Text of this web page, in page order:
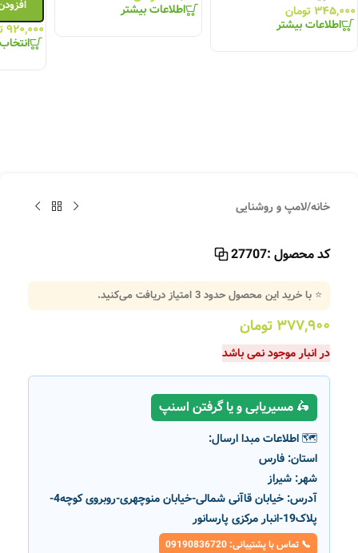
۳۴۵,۰۰۰ تومان
اطلاعات بیشتر
اطلاعات بیشتر
۹۲۰,۰۰۰
خانه/لامپ و روشنایی
کد محصول :27707
⭐ با خرید این محصول حدود3امتیاز دریافت می‌کنید.
۳۷۷,۹۰۰ تومان
در انبار موجود نمی باشد
🛵 مسیریابی و یا گرفتن اسنپ
🗺️ اطلاعات مبدا ارسال:
استان: فارس
شهر: شیراز
آدرس:
خیابان قاآنی شمالی-خیابان منوچهری-روبروی کوچه4-
پلاک19-انبار مرکزی پارسانور
📞 تماس با پشتیبانی: 09190836720